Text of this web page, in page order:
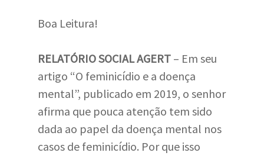
Boa Leitura!
RELATÓRIO SOCIAL AGERT – Em seu
artigo “O feminicídio e a doença
mental”, publicado em 2019, o senhor
afirma que pouca atenção tem sido
dada ao papel da doença mental nos
casos de feminicídio. Por que isso